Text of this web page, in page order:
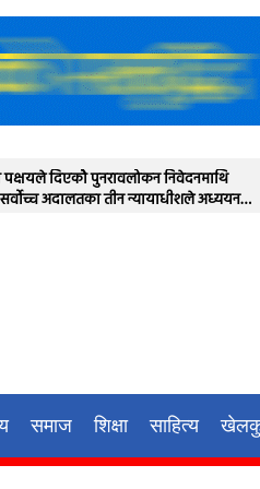
निवेदनमाथि
अध्ययन
समाज शिक्षा साहित्य